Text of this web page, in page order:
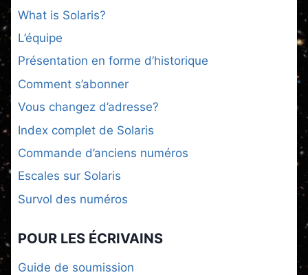
What is Solaris?
L’équipe
Présentation en forme d’historique
Comment s’abonner
Vous changez d’adresse?
Index complet de Solaris
Commande d’anciens numéros
Escales sur Solaris
Survol des numéros
POUR LES ÉCRIVAINS
Guide de soumission